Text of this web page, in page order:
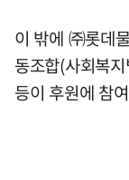
이 밖에 ㈜롯데
동조합(사회복
등이 후원에 참